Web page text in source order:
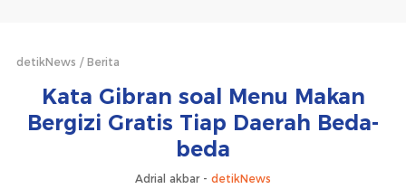
detikNews Berita
Kata Gibran soal Menu Makan
Bergizi Gratis Tiap Daerah Beda-
beda
Adrial akbar - detikNews